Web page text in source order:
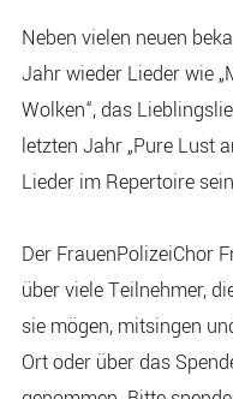
Neben vielen neuen
Jahr wieder Lieder wie
Wolken“, das
letzten Jahr „Pure Lust
Lieder im Repertoire
Der FrauenPolizeiChor
über viele Teilnehmer,
sie mögen, mitsingen
Ort oder über das